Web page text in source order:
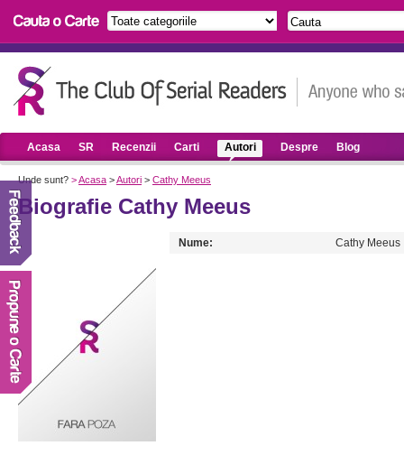
Acasa SR Recenzii Carti Autori Despre Blog
Unde sunt? >Acasa >Autori > Cathy Meeus
Biografie Cathy Meeus
Nume: Cathy Meeus